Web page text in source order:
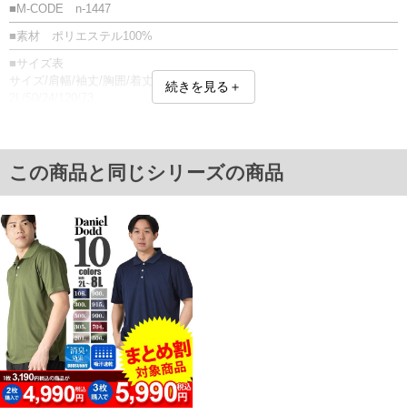
■M-CODE n-1447
■素材 ポリエステル100%
■サイズ表
サイズ/肩幅/袖丈/胸囲/着丈
5L/56/27/138/79
6L/58/28/144/81
8L/62/30/156/85
※【返品交換について】
返品交換希望の方は、商品到着後1週間以内にご連絡ください。
下着(肌着)やワイシャツは商品の性質上、返品交換不可とさせて頂いております。予め
ご了承くださいませ。
※【ボトムの裾上げをご希望の場合】
裾上げ料金は500円+税となります。
備考欄に股下●cmとご記入下さい。（裾上げ無料対象商品は1本につき税込6,000円以
上の品が対象。1本5,999円以下の商品は有料（500円+税）となります。）
出荷まで約1週間～20日間程お時間を頂く場合がございます。
尚、裾上げした商品は返品・交換不可となりますので、予めご了承下さい。
一部、お直しに対応出来ない商品がございます。(例：裾にファスナーや調節ひもが付
いている、極端なデザインが施されている等)
続きを見る＋
この商品と同じシリーズの商品